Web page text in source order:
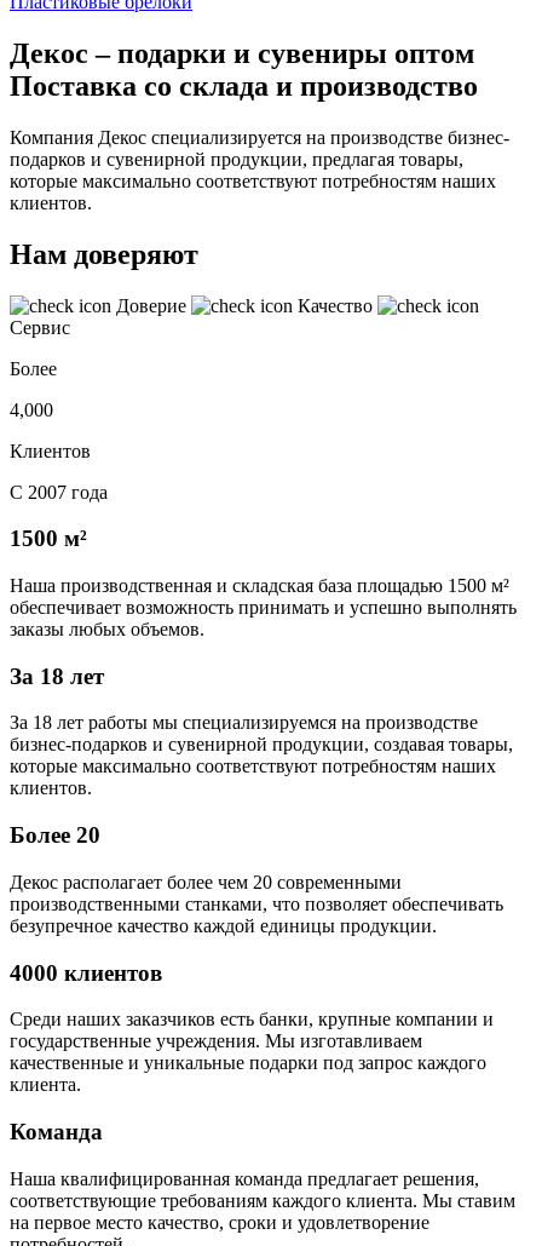
Декос – подарки и сувениры оптом
Поставка со склада и производство
Компания Декос специализируется на производстве бизнес-
подарков и сувенирной продукции, предлагая товары,
которые максимально соответствуют потребностям наших
клиентов.
Нам доверяют
Доверие
Качество
Сервис
Более
4,000
Клиентов
С 2007 года
1500 м²
Наша производственная и складская база площадью 1500 м²
обеспечивает возможность принимать и успешно выполнять
заказы любых объемов.
За 18 лет
За 18 лет работы мы специализируемся на производстве
бизнес-подарков и сувенирной продукции, создавая товары,
которые максимально соответствуют потребностям наших
клиентов.
Более 20
Декос располагает более чем 20 современными
производственными станками, что позволяет обеспечивать
безупречное качество каждой единицы продукции.
4000 клиентов
Среди наших заказчиков есть банки, крупные компании и
государственные учреждения. Мы изготавливаем
качественные и уникальные подарки под запрос каждого
клиента.
Команда
Наша квалифицированная команда предлагает решения,
соответствующие требованиям каждого клиента. Мы ставим
на первое место качество, сроки и удовлетворение